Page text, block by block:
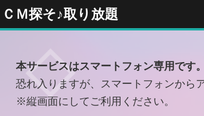
ＣＭ探そ♪取り放題
本サービスはスマートフォン専用です。
恐れ入りますが、スマートフォンから
※縦画面にしてご利用ください。